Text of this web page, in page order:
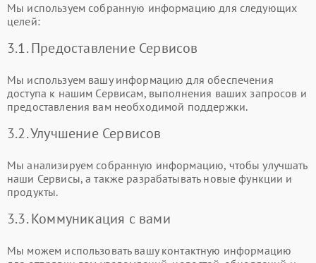
Мы используем собранную информацию для следующих
целей:
3.1. Предоставление Сервисов
Мы используем вашу информацию для обеспечения
доступа к нашим Сервисам, выполнения ваших запросов и
предоставления вам необходимой поддержки.
3.2. Улучшение Сервисов
Мы анализируем собранную информацию, чтобы улучшать
наши Сервисы, а также разрабатывать новые функции и
продукты.
3.3. Коммуникация с вами
Мы можем использовать вашу контактную информацию